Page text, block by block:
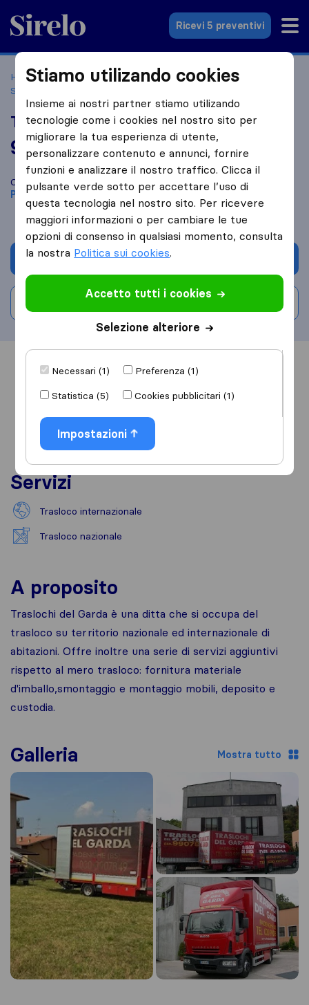
Sirelo.it
Ricevi 5 preventivi
Home Le 10 migliori aziende di traslochi in Italia
Sul Garda
Traslochi del Garda
9,6 basato su 13
recensioni di Sirelo e Google
i
Confronta Traslochi del Garda con altreaziende di traslochi
Padenghe Sul Garda
Chiedi preventivo
Informazioni Recensioni
Servizi
Trasloco internazionale
Trasloco nazionale
A proposito
Traslochi del Garda è una ditta che si occupa del
trasloco su territorio nazionale ed internazionale di
abitazioni. Offre inoltre una serie di servizi aggiuntivi
rispetto al mero trasloco: fornitura materiale
d'imballo,smontaggio e montaggio mobili, deposito e
custodia.
Galleria Mostra tutto
Stiamo utilizando cookies
Insieme ai nostri partner stiamo utilizando
tecnologie come i cookies nel nostro sito per
migliorare la tua esperienza di utente,
personalizzare contenuto e annunci, fornire
funzioni e analizzare il nostro traffico. Clicca il
pulsante verde sotto per accettare l’uso di
questa tecnologia nel nostro sito. Per ricevere
maggiori informazioni o per cambiare le tue
opzioni di consenso in qualsiasi momento, consulta
la nostra Politica sui cookies.
Accetto tutti i cookies
Selezione alteriore
Necessari (1)
Preferenza (1)
Statistica (5)
Cookies pubblicitari (1)
Impostazioni